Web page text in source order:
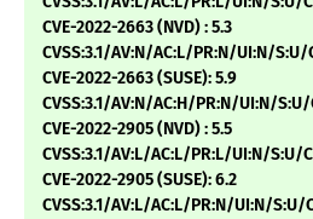
CVE-2022-2663 (NVD) : 5.3
CVSS:3.1/AV:N/AC:L/PR:N/UI:N/
CVE-2022-2663 (SUSE): 5.9
CVSS:3.1/AV:N/AC:H/PR:N/UI:N/
CVE-2022-2905 (NVD) : 5.5
CVSS:3.1/AV:L/AC:L/PR:L/UI:N/S:U/
CVE-2022-2905 (SUSE): 6.2
CVSS:3.1/AV:L/AC:L/PR:N/UI:N/S:U/